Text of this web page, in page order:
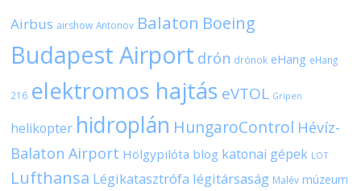
Airbus airshow Antonov Balaton Boeing
Budapest Airport drón drónok eHang eHang
216 elektromos hajtás eVTOL Gripen
helikopter hidroplán HungaroControl Hévíz-
Balaton Airport Hölgypilóta blog katonai gépek LOT
Lufthansa Légikatasztrófa légitársaság Malév múzeum